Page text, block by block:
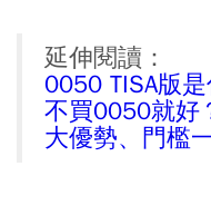
延伸閱讀：
0050 TISA版
不買0050就好
大優勢、門檻